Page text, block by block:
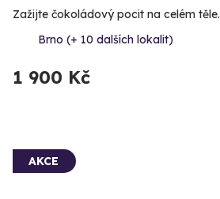
Zažijte čokoládový pocit na celém těle.
Brno (+ 10 dalších lokalit)
1 900 Kč
AKCE